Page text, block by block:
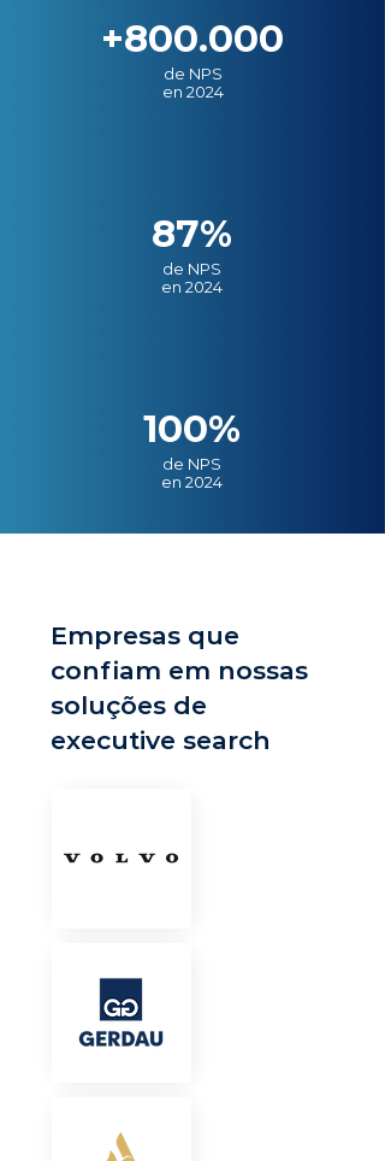
+800.000
de NPS
en 2024
87%
de NPS
en 2024
100%
de NPS
en 2024
Empresas que
confiam em nossas
soluções de
executive search